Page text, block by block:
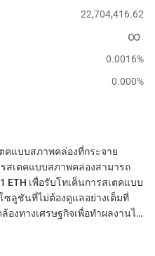
22,704,416.62
∞
0.0016%
0.000%
คแบบสภาพคล่องที่กระจาย
สเตคแบบสภาพคล่องสามารถ
ETH เพื่อรับโทเค็นการสเตคแบบ
ซลูชันที่ไม่ต้องดูแลอย่างเต็มที่
งทางเศรษฐกิจเพื่อทำผลงานได้
ในฐานะผู้ดำเนินการโหนดนั้น
(แทนที่จะเป็น 32 ETH ตาม